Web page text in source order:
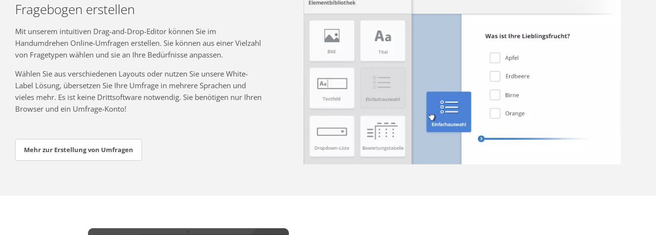
Fragebogen erstellen
Mit unserem intuitiven Drag-and-Drop-Editor können Sie im
Handumdrehen Online-Umfragen erstellen. Sie können aus einer Vielzahl
von Fragetypen wählen und sie an Ihre Bedürfnisse anpassen.
Wählen Sie aus verschiedenen Layouts oder nutzen Sie unsere White-
Label Lösung, übersetzen Sie Ihre Umfrage in mehrere Sprachen und
vieles mehr. Es ist keine Drittsoftware notwendig. Sie benötigen nur Ihren
Browser und ein Umfrage-Konto!
Mehr zur Erstellung von Umfragen